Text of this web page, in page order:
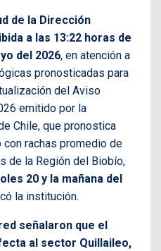
de la Dirección
a las 13:22 horas de
del 2026, en atención a
pronosticadas para
del Aviso
emitido por la
Chile, que pronostica
rachas promedio de
de la Región del Biobío,
20 y la mañana del
la institución.
señalaron que el
al sector Quillaileo,